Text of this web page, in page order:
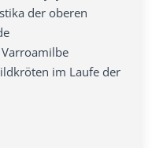
der oberen
im Laufe der